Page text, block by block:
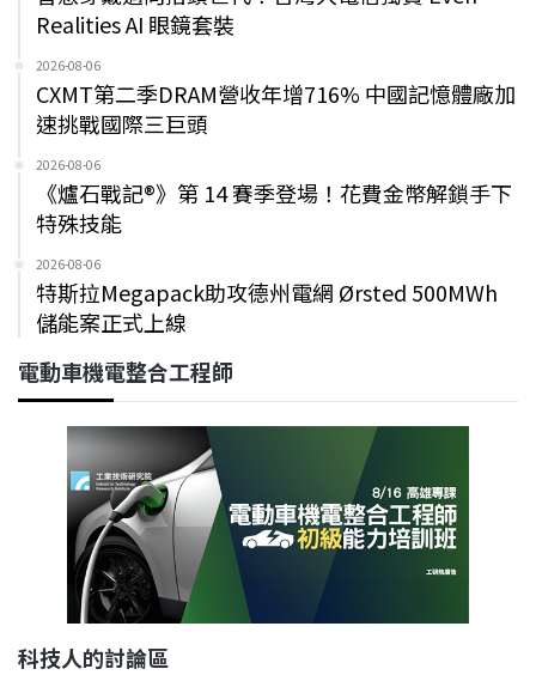
Realities AI 眼鏡套裝
2026-08-06
CXMT第二季DRAM營收年增716% 中國記憶體廠加
速挑戰國際三巨頭
2026-08-06
《爐石戰記®》第 14 賽季登場！花費金幣解鎖手下
特殊技能
2026-08-06
特斯拉Megapack助攻德州電網 Ørsted 500MWh
儲能案正式上線
電動車機電整合工程師
科技人的討論區